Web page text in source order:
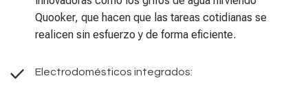
Quooker, que hacen que las tareas cotidianas se
realicen sin esfuerzo y de forma eficiente.
Electrodomésticos integrados: